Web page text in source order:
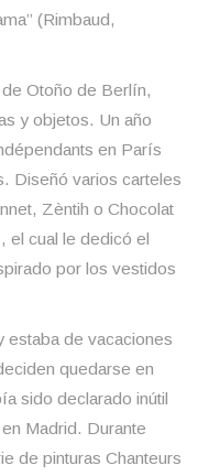
(Rimbaud,
Otoño de Berlín,
y objetos. Un año
en París
Diseñó varios carteles
Zèntih o Chocolat
el cual le dedicó el
por los vestidos
estaba de vacaciones
quedarse en
sido declarado inútil
Madrid. Durante
de pinturas Chanteurs